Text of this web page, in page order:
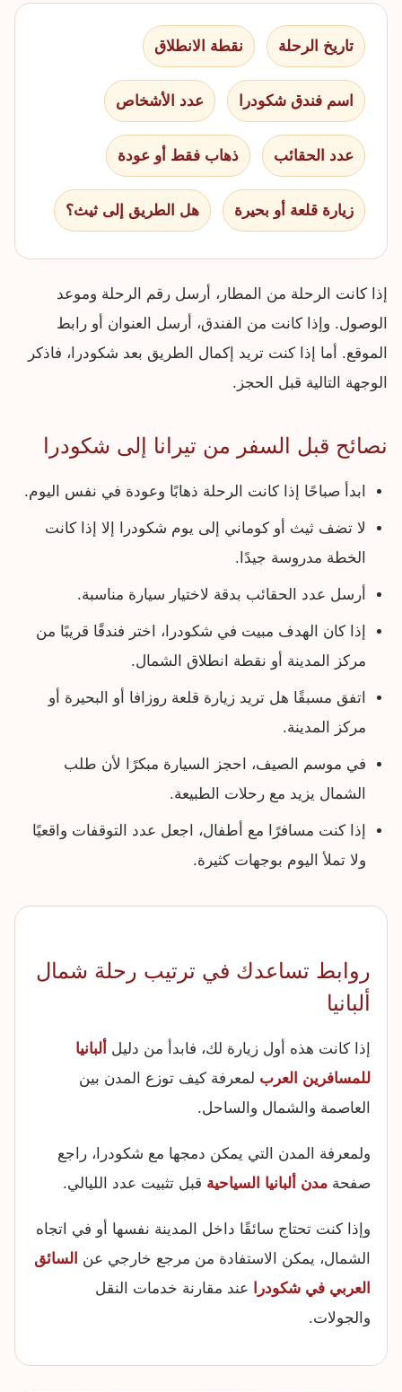
تاريخ الرحلة نقطة الانطلاق
اسم فندق شكودرا عدد الأشخاص
عدد الحقائب ذهاب فقط أو عودة
زيارة قلعة أو بحيرة هل الطريق إلى ثيث؟
إذا كانت الرحلة من المطار، أرسل رقم الرحلة وموعد
الوصول. وإذا كانت من الفندق، أرسل العنوان أو رابط
الموقع. أما إذا كنت تريد إكمال الطريق بعد شكودرا، فاذكر
الوجهة التالية قبل الحجز.
نصائح قبل السفر من تيرانا إلى شكودرا
ابدأ صباحًا إذا كانت الرحلة ذهابًا وعودة في نفس اليوم.
لا تضف ثيث أو كوماني إلى يوم شكودرا إلا إذا كانت
الخطة مدروسة جيدًا.
أرسل عدد الحقائب بدقة لاختيار سيارة مناسبة.
إذا كان الهدف مبيت في شكودرا، اختر فندقًا قريبًا من
مركز المدينة أو نقطة انطلاق الشمال.
اتفق مسبقًا هل تريد زيارة قلعة روزافا أو البحيرة أو
مركز المدينة.
في موسم الصيف، احجز السيارة مبكرًا لأن طلب
الشمال يزيد مع رحلات الطبيعة.
إذا كنت مسافرًا مع أطفال، اجعل عدد التوقفات واقعيًا
ولا تملأ اليوم بوجهات كثيرة.
روابط تساعدك في ترتيب رحلة شمال
ألبانيا
إذا كانت هذه أول زيارة لك، فابدأ من دليل ألبانيا
للمسافرين العرب لمعرفة كيف توزع المدن بين
العاصمة والشمال والساحل.
ولمعرفة المدن التي يمكن دمجها مع شكودرا، راجع
صفحة مدن ألبانيا السياحية قبل تثبيت عدد الليالي.
وإذا كنت تحتاج سائقًا داخل المدينة نفسها أو في اتجاه
الشمال، يمكن الاستفادة من مرجع خارجي عن السائق
العربي في شكودرا
عند مقارنة خدمات النقل
والجولات.